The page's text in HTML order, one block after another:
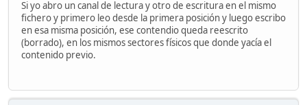
Si yo abro un canal de lectura y otro de escritura en el mismo
fichero y primero leo desde la primera posición y luego escribo
en esa misma posición, ese contendio queda reescrito
(borrado), en los mismos sectores físicos que donde yacía el
contenido previo.